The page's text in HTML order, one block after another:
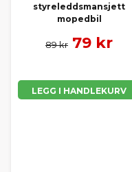
styreleddsmansjett
mopedbil
89 kr 79 kr
LEGG I HANDLEKURV